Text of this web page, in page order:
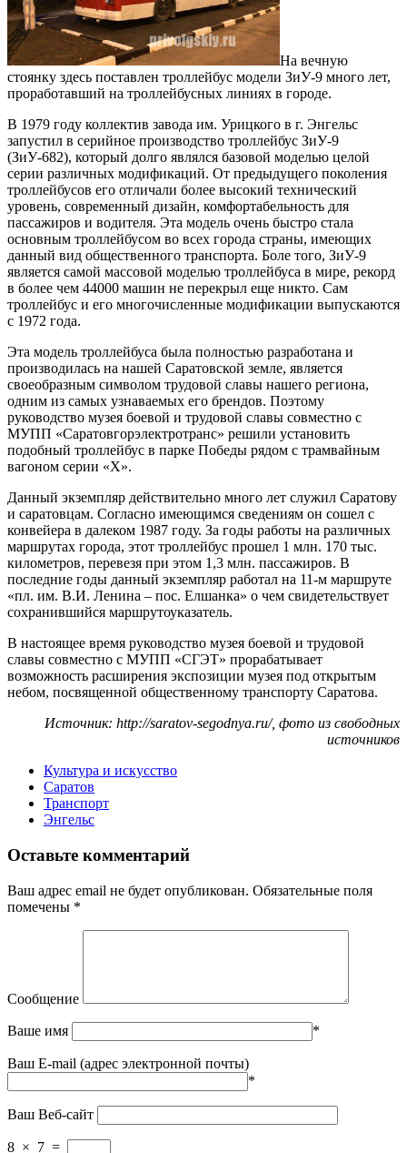
На вечную
стоянку здесь поставлен троллейбус модели ЗиУ-9 много лет,
проработавший на троллейбусных линиях в городе.
В 1979 году коллектив завода им. Урицкого в г. Энгельс
запустил в серийное производство троллейбус ЗиУ-9
(ЗиУ-682), который долго являлся базовой моделью целой
серии различных модификаций. От предыдущего поколения
троллейбусов его отличали более высокий технический
уровень, современный дизайн, комфортабельность для
пассажиров и водителя. Эта модель очень быстро стала
основным троллейбусом во всех города страны, имеющих
данный вид общественного транспорта. Боле того, ЗиУ-9
является самой массовой моделью троллейбуса в мире, рекорд
в более чем 44000 машин не перекрыл еще никто. Сам
троллейбус и его многочисленные модификации выпускаются
с 1972 года.
Эта модель троллейбуса была полностью разработана и
производилась на нашей Саратовской земле, является
своеобразным символом трудовой славы нашего региона,
одним из самых узнаваемых его брендов. Поэтому
руководство музея боевой и трудовой славы совместно с
МУПП «Саратовгорэлектротранс» решили установить
подобный троллейбус в парке Победы рядом с трамвайным
вагоном серии «Х».
Данный экземпляр действительно много лет служил Саратову
и саратовцам. Согласно имеющимся сведениям он сошел с
конвейера в далеком 1987 году. За годы работы на различных
маршрутах города, этот троллейбус прошел 1 млн. 170 тыс.
километров, перевезя при этом 1,3 млн. пассажиров. В
последние годы данный экземпляр работал на 11-м маршруте
«пл. им. В.И. Ленина – пос. Елшанка» о чем свидетельствует
сохранившийся маршрутоуказатель.
В настоящее время руководство музея боевой и трудовой
славы совместно с МУПП «СГЭТ» прорабатывает
возможность расширения экспозиции музея под открытым
небом, посвященной общественному транспорту Саратова.
Источник: http://saratov-segodnya.ru/, фото из свободных
источников
Культура и искусство
Саратов
Транспорт
Энгельс
Оставьте комментарий
Ваш адрес email не будет опубликован. Обязательные поля
помечены *
Сообщение
Ваше имя *
Ваш E-mail (адрес электронной почты)
*
Ваш Веб-сайт
8 × 7 =